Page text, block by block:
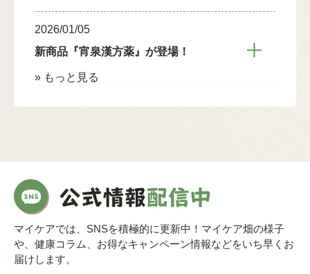
2026/01/05
新商品『宵泉漢方薬』が登場！
» もっと見る
マイケアでは、SNSを積極的に更新中！マイケア畑の様子
や、健康コラム、お得なキャンペーン情報などをいち早くお
届けします。